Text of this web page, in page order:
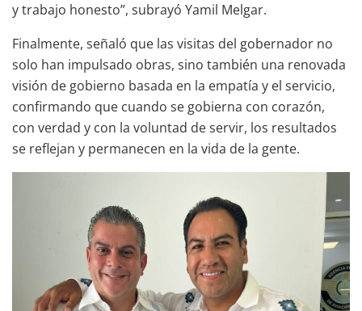
y trabajo honesto”, subrayó Yamil Melgar.
Finalmente, señaló que las visitas del gobernador no
solo han impulsado obras, sino también una renovada
visión de gobierno basada en la empatía y el servicio,
confirmando que cuando se gobierna con corazón,
con verdad y con la voluntad de servir, los resultados
se reflejan y permanecen en la vida de la gente.